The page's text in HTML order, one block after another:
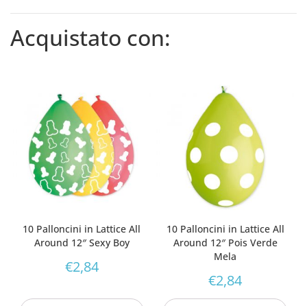
Acquistato con:
10 Palloncini in Lattice All
Around 12″ Sexy Boy
€2,84
10 Palloncini in Lattice All
Around 12″ Pois Verde
Mela
€2,84